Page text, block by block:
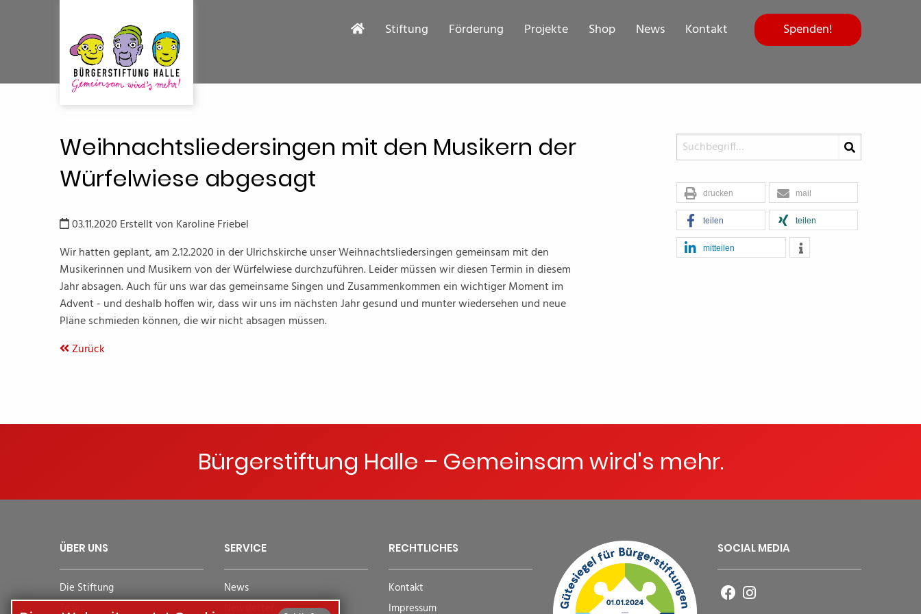
Spenden!
Stiftung Förderung Projekte Shop News Kontakt
Weihnachtsliedersingen mit den Musikern der
Würfelwiese abgesagt
03.11.2020 Erstellt von Karoline Friebel
Wir hatten geplant, am 2.12.2020 in der Ulrichskirche unser Weihnachtsliedersingen gemeinsam mit den
Musikerinnen und Musikern von der Würfelwiese durchzuführen. Leider müssen wir diesen Termin in diesem
Jahr absagen. Auch für uns war das gemeinsame Singen und Zusammenkommen ein wichtiger Moment im
Advent - und deshalb hoffen wir, dass wir uns im nächsten Jahr gesund und munter wiedersehen und neue
Pläne schmieden können, die wir nicht absagen müssen.
Zurück
drucken mail
teilen teilen
mitteilen
Bürgerstiftung Halle – Gemeinsam wird's mehr.
ÜBER UNS
Die Stiftung
SERVICE
News
RECHTLICHES
Kontakt
Impressum
SOCIAL MEDIA